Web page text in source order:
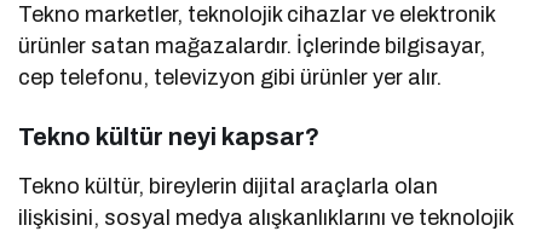
Tekno marketler, teknolojik cihazlar ve elektronik
ürünler satan mağazalardır. İçlerinde bilgisayar,
cep telefonu, televizyon gibi ürünler yer alır.
Tekno kültür neyi kapsar?
Tekno kültür, bireylerin dijital araçlarla olan
ilişkisini, sosyal medya alışkanlıklarını ve teknolojik